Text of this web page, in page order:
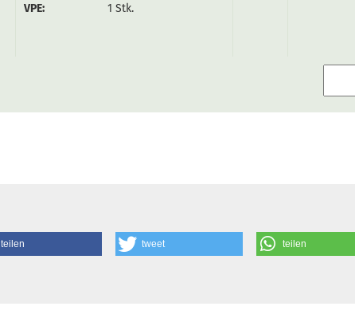
VPE:
1 Stk.
teilen tweet teilen